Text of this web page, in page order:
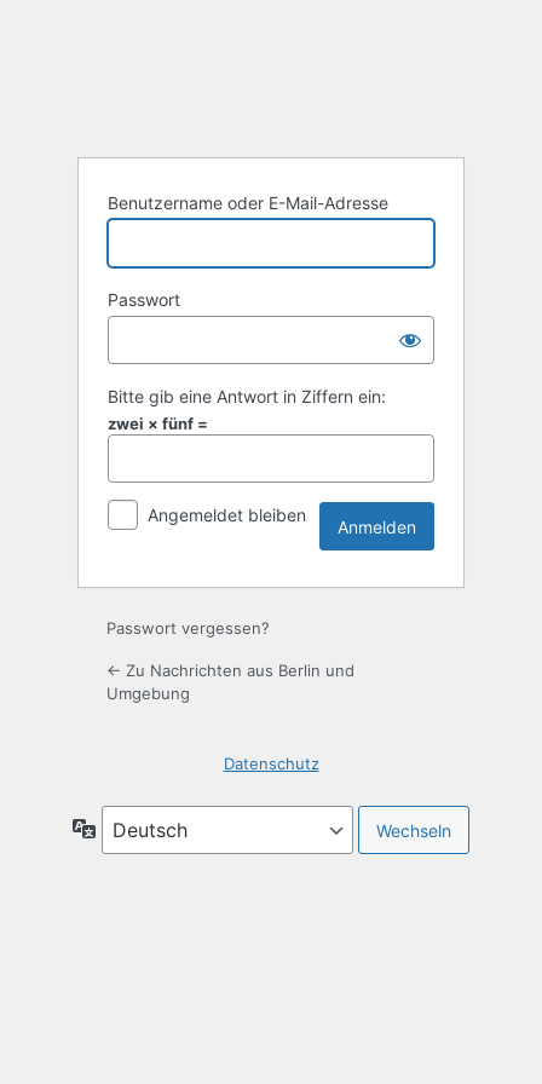
Benutzername oder E-Mail-Adresse
Passwort
Bitte gib eine Antwort in Ziffern ein:
zwei × fünf =
Angemeldet bleiben
Passwort vergessen?
← Zu Nachrichten aus Berlin und
Umgebung
Datenschutz
Sprache